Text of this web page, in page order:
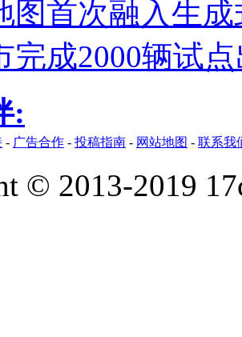
图首次融入生
完成2000辆试
:
- 广告合作 - 投稿指南 - 网站地图 - 联系我
© 2013-2019